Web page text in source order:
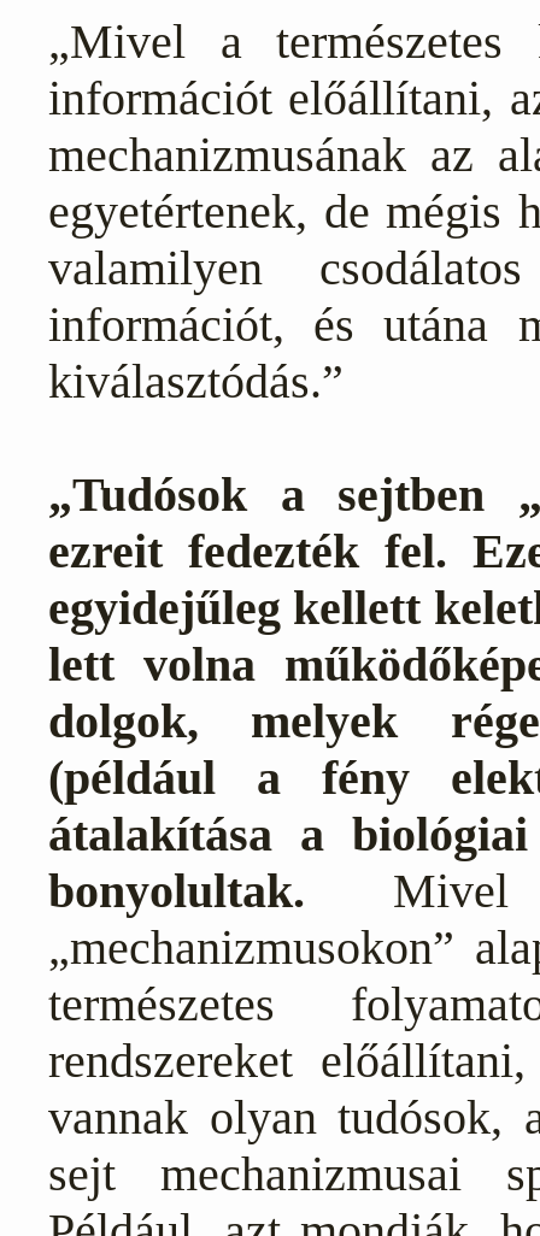
„Mivel a természetes
információt előállítani,
mechanizmusának az
egyetértenek, de mégis
valamilyen
információt, és utána
kiválasztódás.”
„Tudósok a sejtben
ezreit fedezték fel.
egyidejűleg kellett
lett volna
dolgok, melyek
(például a fény
átalakítása a
bonyolultak. Mivel
„mechanizmusokon”
természetes
rendszereket
vannak olyan
sejt mechanizmusai